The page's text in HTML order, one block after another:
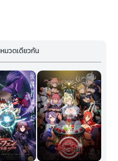
มวดเดียวกัน